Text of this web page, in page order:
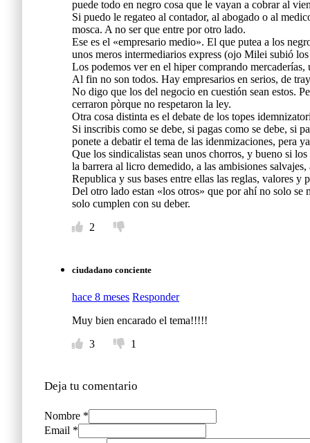
puede todo en negro cosa que le vayan a cobrar al
Si puedo le regateo al contador, al abogado o al
mosca. A no ser que entre por otro lado.
Ese es el «empresario medio». El que putea a los
unos meros intermediarios express (ojo Milei subió
Los podemos ver en el hiper comprando
Al fin no son todos. Hay empresarios en serios, de
No digo que los del negocio en cuestión sean estos.
cerraron pòrque no respetaron la ley.
Otra cosa distinta es el debate de los topes
Si inscribis como se debe, si pagas como se debe, si
ponete a debatir el tema de las idenmizaciones, pera
Que los sindicalistas sean unos chorros, y bueno si
la barrera al licro demedido, a las ambisiones
Republica y sus bases entre ellas las reglas, valores y
Del otro lado estan «los otros» que por ahí no solo se
solo cumplen con su deber.
2
ciudadano conciente
hace 8 meses Responder
Muy bien encarado el tema!!!!!
3
1
Deja tu comentario
Nombre *
Email *